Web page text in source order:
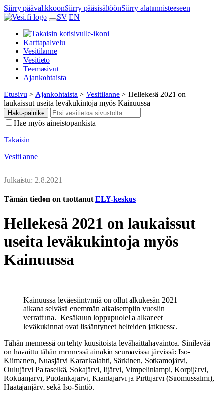
Siirry päävalikkoonSiirry pääsisältöönSiirry alatunnisteeseen
SV EN
Karttapalvelu
Vesitilanne
Vesitieto
Teemasivut
Ajankohtaista
Etusivu > Ajankohtaista > Vesitilanne > Hellekesä 2021 on
laukaissut useita leväkukintoja myös Kainuussa
Haku-painike
Hae myös aineistopankista
Takaisin
Vesitilanne
Julkaistu: 2.8.2021
Tämän tiedon on tuottanut ELY-keskus
Hellekesä 2021 on laukaissut
useita leväkukintoja myös
Kainuussa
Kainuussa leväesiintymiä on ollut alkukesän 2021
aikana selvästi enemmän aikaisempiin vuosiin
verrattuna. Kesäkuun loppupuolella alkaneet
leväkukinnat ovat lisääntyneet helteiden jatkuessa.
Tähän mennessä on tehty kuusitoista levähaittahavaintoa. Sinilevää
on havaittu tähän mennessä ainakin seuraavissa järvissä: Iso-
Kiimanen, Nuasjärvi Karankalahti, Särkinen, Sotkamojärvi,
Oulujärvi Paltaselkä, Sokajärvi, Iijärvi, Vimpelinlampi, Korpijärvi,
Rokuanjärvi, Puolankajärvi, Kiantajärvi ja Pirttijärvi (Suomussalmi),
Haatajanjärvi sekä Iso-Sintiö.